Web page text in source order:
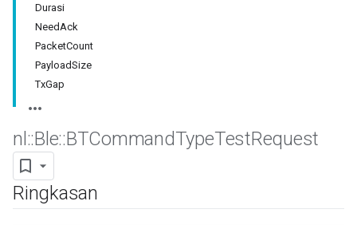
Durasi
NeedAck
PacketCount
PayloadSize
TxGap
nl ::Ble::BTCommandTypeTestRequest
Ringkasan